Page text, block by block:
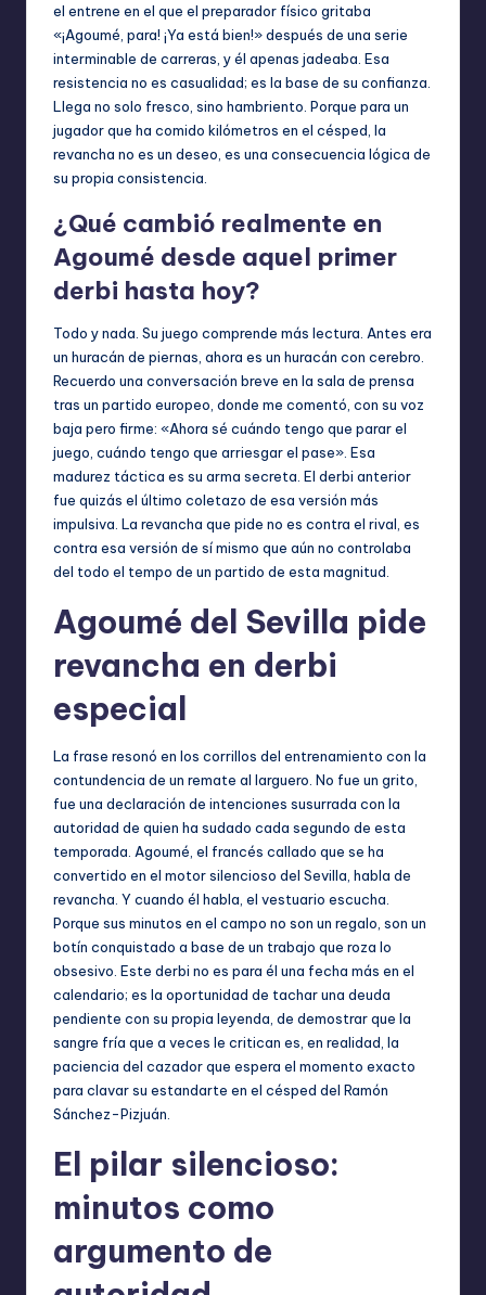
el entrene en el que el preparador físico gritaba
«¡Agoumé, para! ¡Ya está bien!» después de una serie
interminable de carreras, y él apenas jadeaba. Esa
resistencia no es casualidad; es la base de su confianza.
Llega no solo fresco, sino hambriento. Porque para un
jugador que ha comido kilómetros en el césped, la
revancha no es un deseo, es una consecuencia lógica de
su propia consistencia.
¿Qué cambió realmente en
Agoumé desde aquel primer
derbi hasta hoy?
Todo y nada. Su juego comprende más lectura. Antes era
un huracán de piernas, ahora es un huracán con cerebro.
Recuerdo una conversación breve en la sala de prensa
tras un partido europeo, donde me comentó, con su voz
baja pero firme: «Ahora sé cuándo tengo que parar el
juego, cuándo tengo que arriesgar el pase». Esa
madurez táctica es su arma secreta. El derbi anterior
fue quizás el último coletazo de esa versión más
impulsiva. La revancha que pide no es contra el rival, es
contra esa versión de sí mismo que aún no controlaba
del todo el tempo de un partido de esta magnitud.
Agoumé del Sevilla pide
revancha en derbi
especial
La frase resonó en los corrillos del entrenamiento con la
contundencia de un remate al larguero. No fue un grito,
fue una declaración de intenciones susurrada con la
autoridad de quien ha sudado cada segundo de esta
temporada. Agoumé, el francés callado que se ha
convertido en el motor silencioso del Sevilla, habla de
revancha. Y cuando él habla, el vestuario escucha.
Porque sus minutos en el campo no son un regalo, son un
botín conquistado a base de un trabajo que roza lo
obsesivo. Este derbi no es para él una fecha más en el
calendario; es la oportunidad de tachar una deuda
pendiente con su propia leyenda, de demostrar que la
sangre fría que a veces le critican es, en realidad, la
paciencia del cazador que espera el momento exacto
para clavar su estandarte en el césped del Ramón
Sánchez-Pizjuán.
El pilar silencioso:
minutos como
argumento de